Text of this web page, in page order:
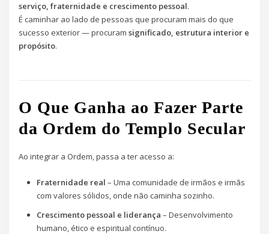
serviço, fraternidade e crescimento pessoal.
É caminhar ao lado de pessoas que procuram mais do que
sucesso exterior — procuramsignificado, estrutura interior e
propósito.
O Que Ganha ao Fazer Parte
da Ordem do Templo Secular
Ao integrar a Ordem, passa a ter acesso a:
Fraternidade real – Uma comunidade de irmãos e irmãs
com valores sólidos, onde não caminha sozinho.
Crescimento pessoal e liderança – Desenvolvimento
humano, ético e espiritual contínuo.